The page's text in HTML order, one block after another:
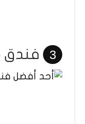
3 فندق